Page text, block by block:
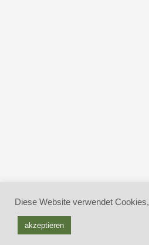
Diese Website verwendet
akzeptieren